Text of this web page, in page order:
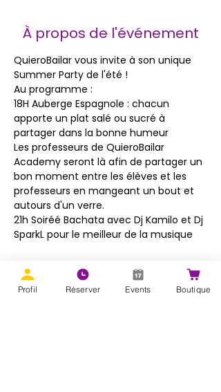
À propos de l'événement
QuieroBailar vous invite à son unique
Summer Party de l'été !
Au programme :
18H Auberge Espagnole : chacun
apporte un plat salé ou sucré à
partager dans la bonne humeur
Les professeurs de QuieroBailar
Academy seront là afin de partager un
bon moment entre les élèves et les
professeurs en mangeant un bout et
autours d'un verre.
21h Soiréé Bachata avec Dj Kamilo et Dj
SparkL pour le meilleur de la musique
Profil Réserver Events Boutique